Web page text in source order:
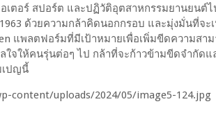
เตอร์ สปอร์ต และปฏิวัติอุตสาหกรรมยานยนต์ไ
ด้วยความกล้าคิดนอกกรอบ และมุ่งมั่นที่จะ
แพลตฟอร์มที่มีเป้าหมายเพื่อเพิ่มขีดความสา
ใจให้คนรุ่นต่อๆ ไป กล้าที่จะก้าวข้ามขีดจำกัดแ
เปญนี้